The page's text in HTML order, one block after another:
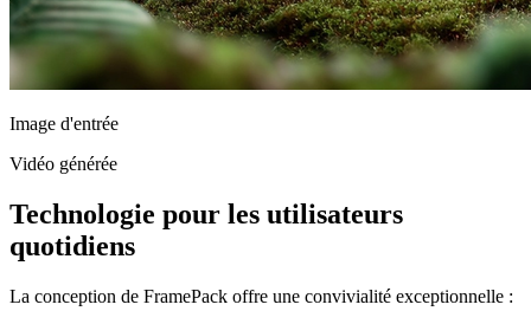
Image d'entrée
Vidéo générée
Technologie pour les utilisateurs
quotidiens
La conception de FramePack offre une convivialité exceptionnelle :